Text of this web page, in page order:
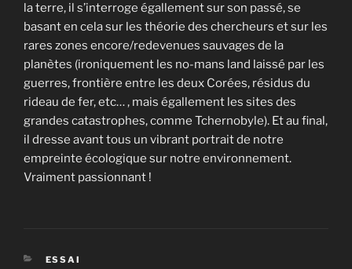
la terre, il s’interroge égallement sur son passé, se
basant en cela sur les théorie des chercheurs et sur les
rares zones encore/redevenues sauvages de la
planètes (ironiquement les no-mans land laissé par les
guerres, frontière entre les deux Corées, résidus du
rideau de fer, etc… , mais égallement les sites des
grandes catastrophes, comme Tchernobyle). Et au final,
il dresse avant tous un vibrant portrait de notre
empreinte écologique sur notre environnement.
Vraiment passionnant !
CATÉGORIES
ESSAI